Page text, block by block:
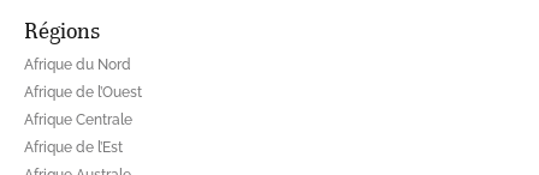
Régions
Afrique du Nord
Afrique de l’Ouest
Afrique Centrale
Afrique de l’Est